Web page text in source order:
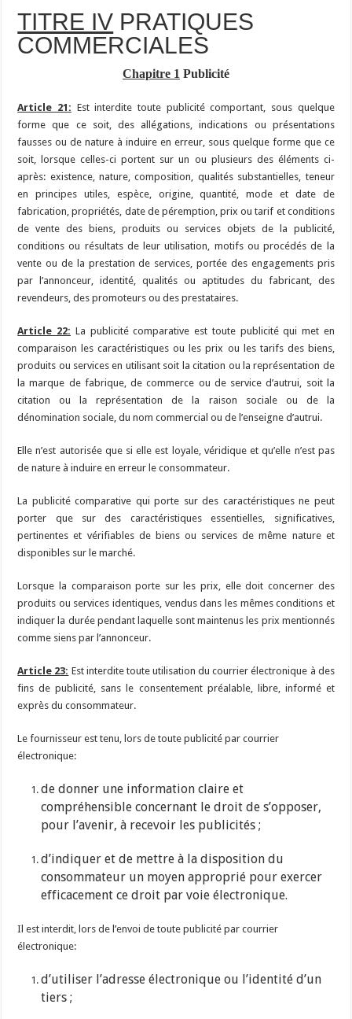
TITRE IV PRATIQUES
COMMERCIALES
Chapitre 1 Publicité
Article 21: Est interdite toute publicité comportant, sous quelque
forme que ce soit, des allégations, indications ou présentations
fausses ou de nature à induire en erreur, sous quelque forme que ce
soit, lorsque celles-ci portent sur un ou plusieurs des éléments ci-
après: existence, nature, composition, qualités substantielles, teneur
en principes utiles, espèce, origine, quantité, mode et date de
fabrication, propriétés, date de péremption, prix ou tarif et conditions
de vente des biens, produits ou services objets de la publicité,
conditions ou résultats de leur utilisation, motifs ou procédés de la
vente ou de la prestation de services, portée des engagements pris
par l’annonceur, identité, qualités ou aptitudes du fabricant, des
revendeurs, des promoteurs ou des prestataires.
Article 22: La publicité comparative est toute publicité qui met en
comparaison les caractéristiques ou les prix ou les tarifs des biens,
produits ou services en utilisant soit la citation ou la représentation de
la marque de fabrique, de commerce ou de service d’autrui, soit la
citation ou la représentation de la raison sociale ou de la
dénomination sociale, du nom commercial ou de l’enseigne d’autrui.
Elle n’est autorisée que si elle est loyale, véridique et qu’elle n’est pas
de nature à induire en erreur le consommateur.
La publicité comparative qui porte sur des caractéristiques ne peut
porter que sur des caractéristiques essentielles, significatives,
pertinentes et vérifiables de biens ou services de même nature et
disponibles sur le marché.
Lorsque la comparaison porte sur les prix, elle doit concerner des
produits ou services identiques, vendus dans les mêmes conditions et
indiquer la durée pendant laquelle sont maintenus les prix mentionnés
comme siens par l’annonceur.
Article 23: Est interdite toute utilisation du courrier électronique à des
fins de publicité, sans le consentement préalable, libre, informé et
exprès du consommateur.
Le fournisseur est tenu, lors de toute publicité par courrier
électronique:
de donner une information claire et
compréhensible concernant le droit de s’opposer,
pour l’avenir, à recevoir les publicités ;
d’indiquer et de mettre à la disposition du
consommateur un moyen approprié pour exercer
efficacement ce droit par voie électronique.
Il est interdit, lors de l’envoi de toute publicité par courrier
électronique:
d’utiliser l’adresse électronique ou l’identité d’un
tiers ;